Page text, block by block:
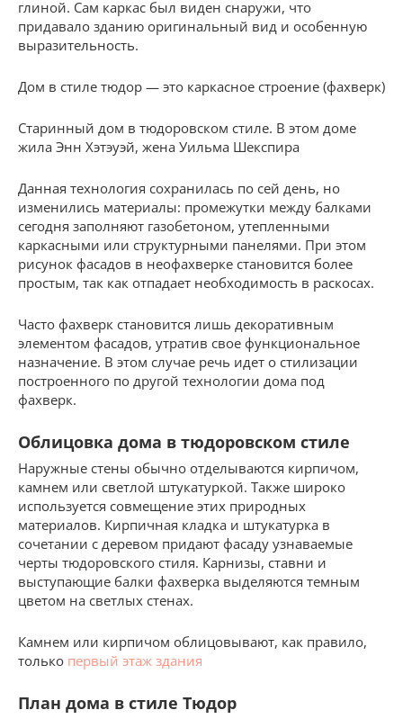
глиной. Сам каркас был виден снаружи, что
придавало зданию оригинальный вид и особенную
выразительность.
Дом в стиле тюдор — это каркасное строение (фахверк)
Старинный дом в тюдоровском стиле. В этом доме
жила Энн Хэтэуэй, жена Уильма Шекспира
Данная технология сохранилась по сей день, но
изменились материалы: промежутки между балками
сегодня заполняют газобетоном, утепленными
каркасными или структурными панелями. При этом
рисунок фасадов в неофахверке становится более
простым, так как отпадает необходимость в раскосах.
Часто фахверк становится лишь декоративным
элементом фасадов, утратив свое функциональное
назначение. В этом случае речь идет о стилизации
построенного по другой технологии дома под
фахверк.
Облицовка дома в тюдоровском стиле
Наружные стены обычно отделываются кирпичом,
камнем или светлой штукатуркой. Также широко
используется совмещение этих природных
материалов. Кирпичная кладка и штукатурка в
сочетании с деревом придают фасаду узнаваемые
черты тюдоровского стиля. Карнизы, ставни и
выступающие балки фахверка выделяются темным
цветом на светлых стенах.
Камнем или кирпичом облицовывают, как правило,
только первый этаж здания
План дома в стиле Тюдор